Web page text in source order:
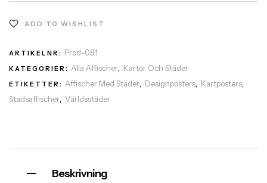
ADD TO WISHLIST
ARTIKELNR: Prod-081
KATEGORIER: Alla Affischer, Kartor Och Städer
ETIKETTER: Affischer Med Städer, Designposters, Kartposters,
Stadsaffischer, Världsstäder
Beskrivning